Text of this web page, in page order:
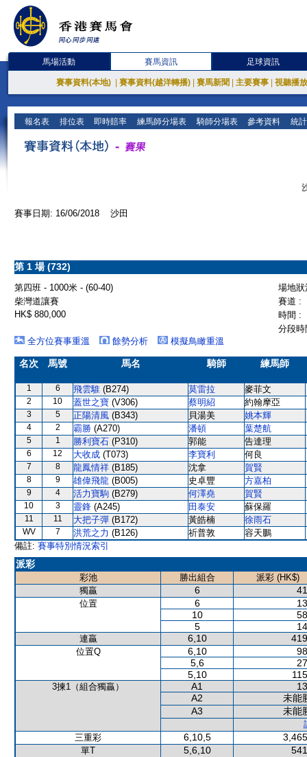
馬場活動 賽馬資訊 足球資訊
賽事資料(本地) 賽事資料(越洋轉播) 賽馬新聞 主要賽事 視聽播
報名表 排位表 即時賠率 練馬師分場表 騎師分場表 參考資料 統
賽事日期: 16/06/2018 沙田
第 1 場 (732)
第四班 - 1000米 - (60-40)
場地
柴灣道讓賽
賽道 :
HK$ 880,000
時間 :
分段
全方位賽事重溫
餘勢分析 模擬鳥瞰重溫
名次 馬號 馬名 騎師 練馬師
1 6 飛雲騅 (B274) 莫雷拉 麥菲文
2 10 蓋世之寶 (V306) 蔡明紹 約翰摩亞
3 5 正陽清風 (B343) 貝湯美 姚本輝
4 2 霸勝 (A270) 潘頓 葉楚航
5 1 勝利寶石 (P310) 郭能 告達理
6 12 大收成 (T073) 李寶利 何良
7 8 龍鳳情祥 (B185) 沈拿 賀賢
8 9 雄偉飛龍 (B005) 史卓豐 方嘉柏
9 4 活力寶駒 (B279) 何澤堯 賀賢
10 3 靈鋒 (A245) 田泰安 蘇保羅
11 11 大把子彈 (B172) 黃皓楠 徐雨石
WV 7 洪荒之力 (B126) 祈普敦
容天鵬
備註: 賽事特別情況索引
派彩
彩池 勝出組合
派彩 (HK$)
獨贏
6
位置 6
10
5
連贏 6,10
位置Q 6,10
5,6
5,10
3揀1（組合獨贏） A1
A2
未能
A3
未能
三重彩
6,10,5
單T 5,6,10